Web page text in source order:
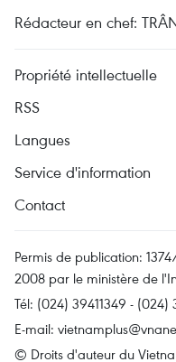
Rédacteur en chef:
Propriété intellectuelle
RSS
Langues
Service d'information
Contact
Permis de publication:
2008 par le ministère de
Tél: (024) 39411349 - (024)
E-mail:
© Droits d'auteur du